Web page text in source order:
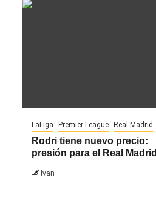
LaLiga Premier League Real Madrid
Rodri tiene nuevo precio:
presión para el Real Madrid
Ivan